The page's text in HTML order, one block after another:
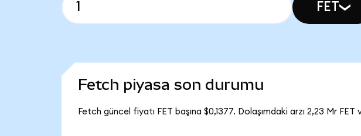
FET
Fetch piyasa son durumu
Fetch güncel fiyatı FET başına $0,1377. Dolaşımdaki arzı 2,23 Mr